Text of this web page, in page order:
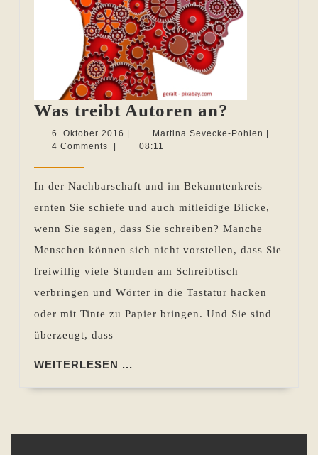
Was treibt Autoren an?
treibt
6. Oktober 2016 6.
Oktober
Martina Sevecke-Pohlen Martina
4 Comments
08:11
In der Nachbarschaft und im Bekanntenkreis
ernten Sie schiefe und auch mitleidige Blicke,
wenn Sie sagen, dass Sie schreiben? Manche
Menschen können sich nicht vorstellen, dass Sie
freiwillig viele Stunden am Schreibtisch
verbringen und Wörter in die Tastatur hacken
oder mit Tinte zu Papier bringen. Und Sie sind
überzeugt, dass
WEITERLESEN ...